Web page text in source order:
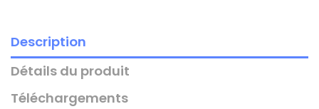
Description
Détails du produit
Téléchargements